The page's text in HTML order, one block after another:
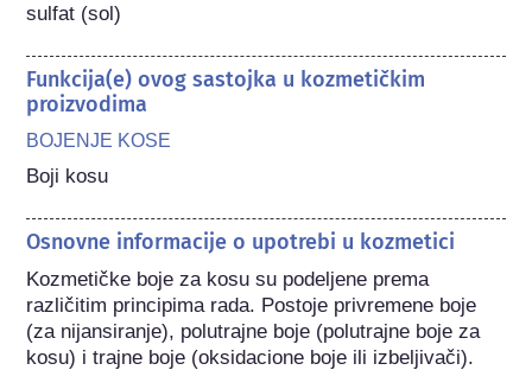
sulfat (sol)
Funkcija(e) ovog sastojka u kozmetičkim
proizvodima
BOJENJE KOSE
Boji kosu
Osnovne informacije o upotrebi u kozmetici
Kozmetičke boje za kosu su podeljene prema
različitim principima rada. Postoje privremene boje
(za nijansiranje), polutrajne boje (polutrajne boje za
kosu) i trajne boje (oksidacione boje ili izbeljivači).